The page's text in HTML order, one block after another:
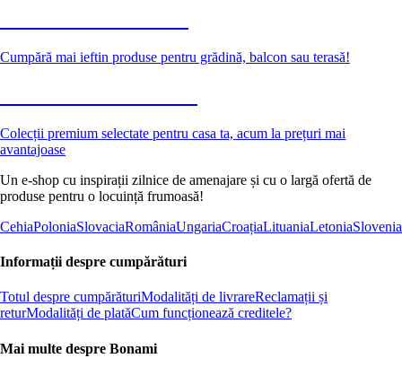
Cumpără mai ieftin produse pentru grădină, balcon sau terasă!
Colecții premium selectate pentru casa ta, acum la prețuri mai
avantajoase
Un e-shop cu inspirații zilnice de amenajare și cu o largă ofertă de
produse pentru o locuință frumoasă!
CehiaPoloniaSlovaciaRomâniaUngariaCroațiaLituaniaLetoniaSlovenia
Informații despre cumpărături
Totul despre cumpărăturiModalități de livrareReclamații și
returModalități de platăCum funcționează creditele?
Mai multe despre Bonami